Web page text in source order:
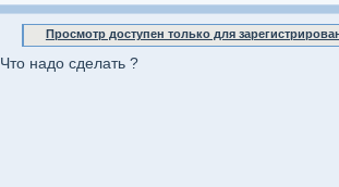
Просмотр доступен только для
Что надо сделать ?